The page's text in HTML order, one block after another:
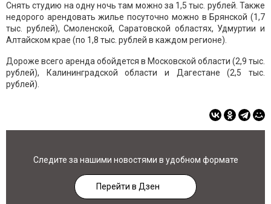
Снять студию на одну ночь там можно за 1,5 тыс. рублей. Также
недорого арендовать жилье посуточно можно в Брянской (1,7
тыс. рублей), Смоленской, Саратовской областях, Удмуртии и
Алтайском крае (по 1,8 тыс. рублей в каждом регионе).
Дороже всего аренда обойдется в Московской области (2,9 тыс.
рублей), Калининградской области и Дагестане (2,5 тыс.
рублей).
Следите за нашими новостями в удобном формате
Перейти в Дзен